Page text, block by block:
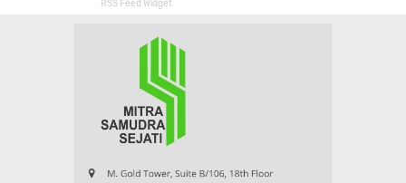
RSS Feed Widget